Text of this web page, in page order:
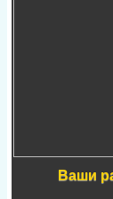
Ваши